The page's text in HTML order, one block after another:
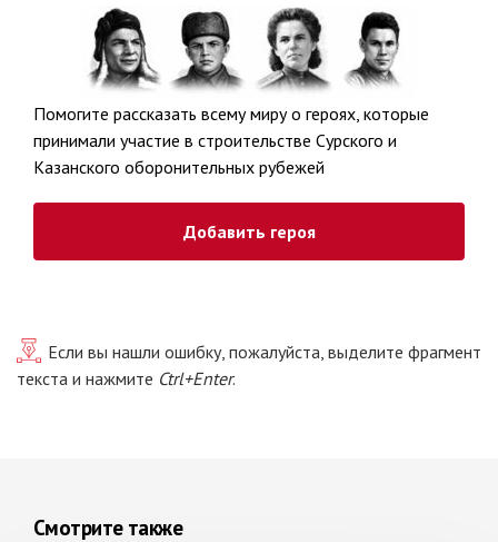
Помогите рассказать всему миру о героях, которые
принимали участие в строительстве Сурского и
Казанского оборонительных рубежей
Добавить героя
Если вы нашли ошибку, пожалуйста, выделите фрагмент
текста и нажмите Ctrl+Enter.
Смотрите также